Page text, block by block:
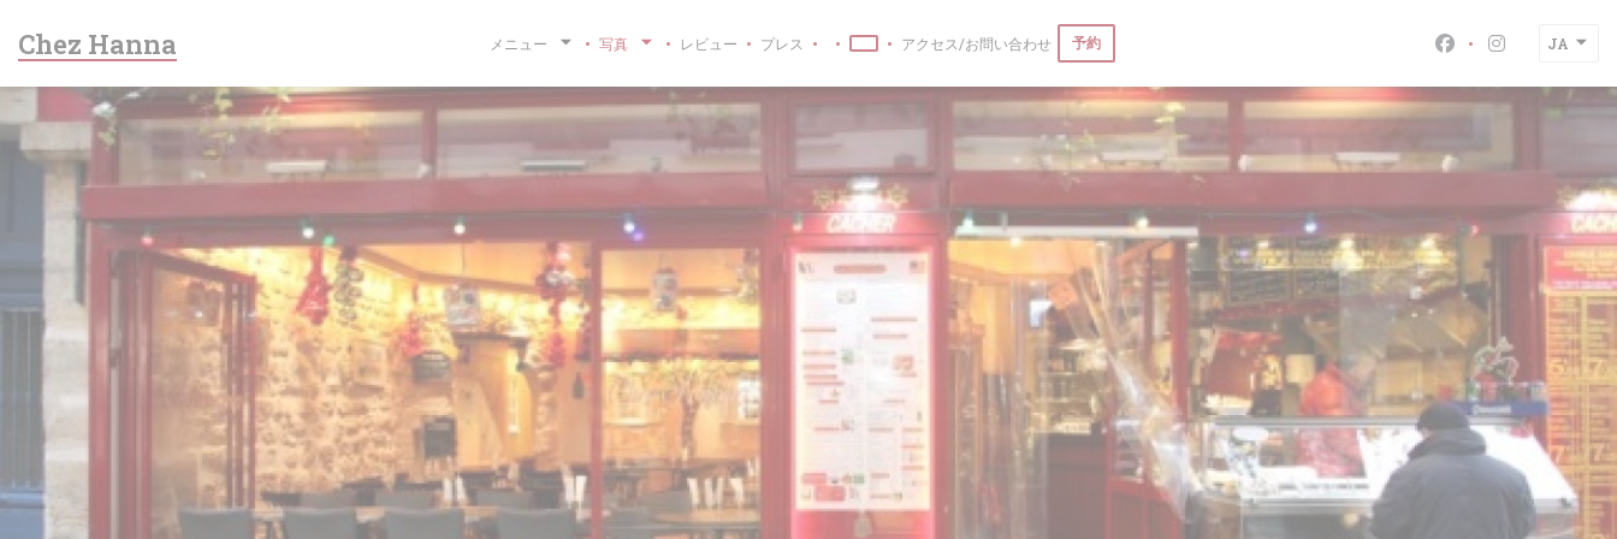
Chez Hanna メニュー 写真 レビュー プレス
((新しいウィンドウで開きます))
((新しいウィンドウで開きます))
アクセス/お問い合わせ 予約 Facebook ((新しい
Instagram ((
JA